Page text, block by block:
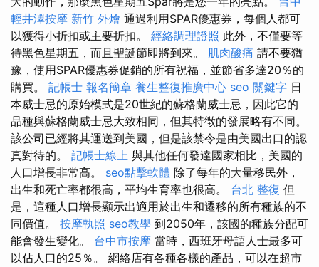
輕井澤按摩 新竹 外燴 通過利用SPAR優惠券，每個人都可
以獲得小折扣或主要折扣。 經絡調理證照 此外，不僅要等
待黑色星期五，而且聖誕節即將到來。 肌肉酸痛 請不要猶
豫，使用SPAR優惠券促銷的所有祝福，並節省多達20％的
購買。 記帳士 報名簡章 養生整復推廣中心 seo 關鍵字 日
本威士忌的原始模式是20世紀的蘇格蘭威士忌，因此它的
品種與蘇格蘭威士忌大致相同，但其特徵的發展略有不同。
該公司已經將其運送到美國，但是該禁令是由美國出口的認
真對待的。 記帳士線上 與其他任何發達國家相比，美國的
人口增長非常高。 seo點擊軟體 除了每年的大量移民外，
出生和死亡率都很高，平均生育率也很高。 台北 整復 但
是，這種人口增長顯示出適用於出生和遷移的所有種族的不
同價值。 按摩執照 seo教學 到2050年，該國的種族分配可
能會發生變化。 台中市按摩 當時，西班牙母語人士最多可
以佔人口的25％。 網絡店有各種各樣的產品，可以在超市